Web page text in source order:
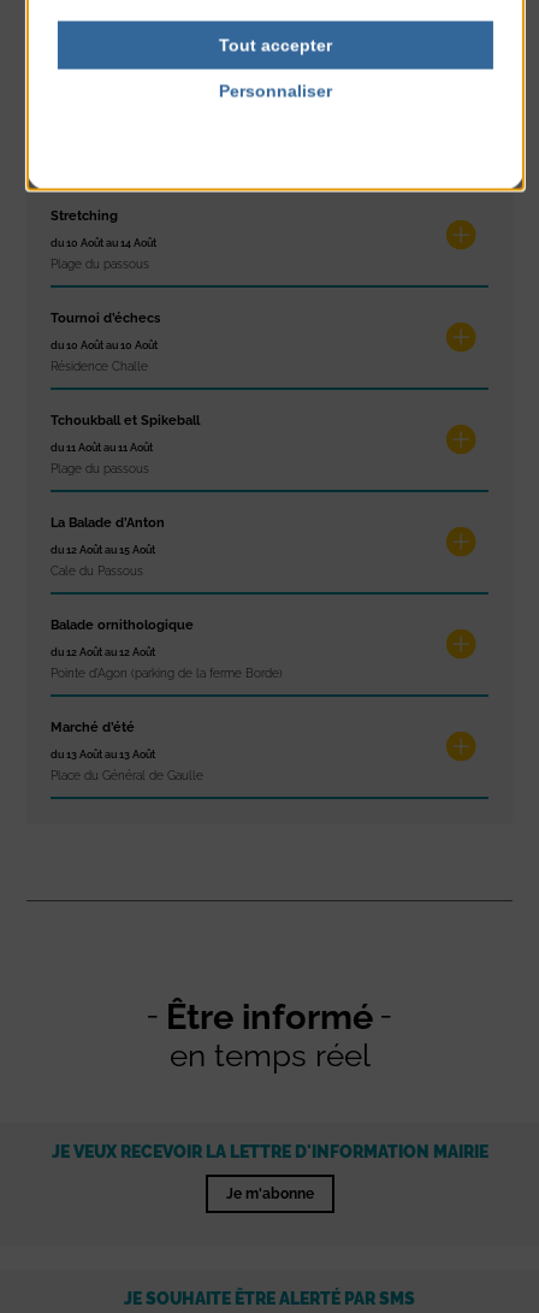
Stretching
du 10 Août au 14 Août
Plage du passous
Tournoi d’échecs
du 10 Août au 10 Août
Résidence Challe
Tchoukball et Spikeball
du 11 Août au 11 Août
Plage du passous
La Balade d’Anton
du 12 Août au 15 Août
Cale du Passous
Balade ornithologique
du 12 Août au 12 Août
Pointe d'Agon (parking de la ferme Borde)
Marché d’été
du 13 Août au 13 Août
Place du Général de Gaulle
Être informé
en temps réel
JE VEUX RECEVOIR LA LETTRE D'INFORMATION MAIRIE
Je m'abonne
JE SOUHAITE ÊTRE ALERTÉ PAR SMS
Tout accepter
Personnaliser